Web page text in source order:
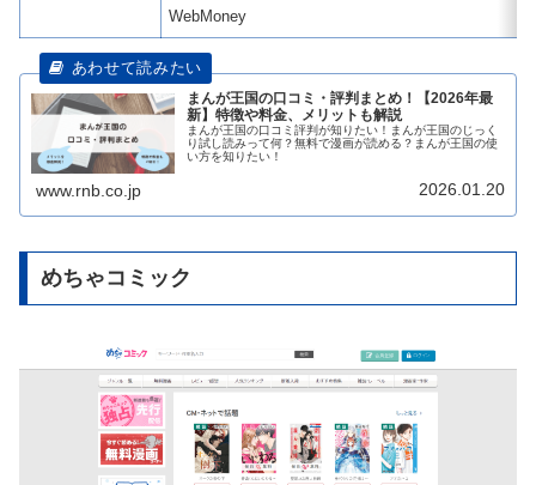
WebMoney
まんが王国の口コミ・評判まとめ！【2026年最
新】特徴や料金、メリットも解説
まんが王国の口コミ評判が知りたい！まんが王国のじっく
り試し読みって何？無料で漫画が読める？まんが王国の使
い方を知りたい！
www.rnb.co.jp 2026.01.20
めちゃコミック